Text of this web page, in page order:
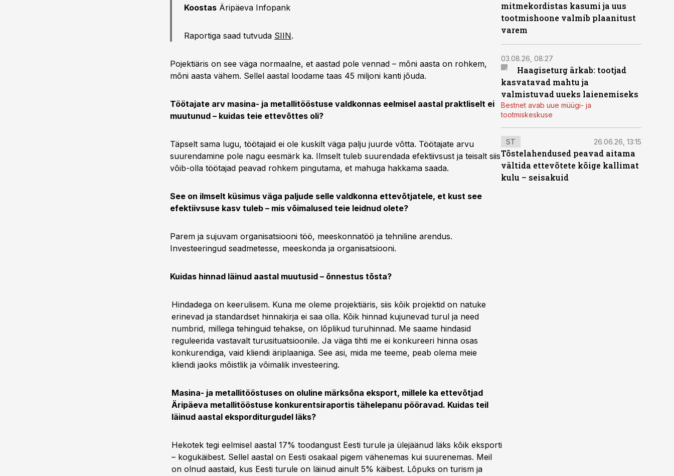
Koostas Äripäeva Infopank
Raportiga saad tutvuda SIIN.
Pojektiäris on see väga normaalne, et aastad pole vennad – mõni aasta on rohkem,
mõni aasta vähem. Sellel aastal loodame taas 45 miljoni kanti jõuda.
Töötajate arv masina- ja metallitööstuse valdkonnas eelmisel aastal praktliselt ei
muutunud – kuidas teie ettevõttes oli?
Täpselt sama lugu, töötajaid ei ole kuskilt väga palju juurde võtta. Töötajate arvu
suurendamine pole nagu eesmärk ka. Ilmselt tuleb suurendada efektiivsust ja teisalt siis
võib-olla töötajad peavad rohkem pingutama, et mahuga hakkama saada.
See on ilmselt küsimus väga paljude selle valdkonna ettevõtjatele, et kust see
efektiivsuse kasv tuleb – mis võimalused teie leidnud olete?
Parem ja sujuvam organisatsiooni töö, meeskonnatöö ja tehniline arendus.
Investeeringud seadmetesse, meeskonda ja organisatsiooni.
Kuidas hinnad läinud aastal muutusid – õnnestus tõsta?
mitmekordistas kasumi ja uus
tootmishoone valmib plaanitust
varem
03.08.26, 08:27
Haagiseturg ärkab: tootjad
kasvatavad mahtu ja
valmistuvad uueks laienemiseks
Bestnet avab uue müügi- ja
tootmiskeskuse
ST 26.06.26, 13:15
Tõstelahendused peavad aitama
vältida ettevõtete kõige kallimat
kulu – seisakuid
Hindadega on keerulisem. Kuna me oleme projektiäris, siis kõik projektid on natuke
erinevad ja standardset hinnakirja ei saa olla. Kõik hinnad kujunevad turul ja need
numbrid, millega tehinguid tehakse, on lõplikud turuhinnad. Me saame hindasid
reguleerida vastavalt turusituatsioonile. Ja väga tihti me ei konkureeri hinna osas
konkurendiga, vaid kliendi äriplaaniga. See asi, mida me teeme, peab olema meie
kliendi jaoks mõistlik ja võimalik investeering.
Masina- ja metallitööstuses on oluline märksõna eksport, millele ka ettevõtjad
Äripäeva metallitööstuse konkurentsiraportis tähelepanu pööravad. Kuidas teil
läinud aastal eksporditurgudel läks?
Hekotek tegi eelmisel aastal 17% toodangust Eesti turule ja ülejäänud läks kõik eksporti
– kogukäibest. Sellel aastal on Eesti osakaal pigem vähenemas kui suurenemas. Meil
on olnud aastaid, kus Eesti turule on läinud ainult 5% käibest. Lõpuks on turism ja